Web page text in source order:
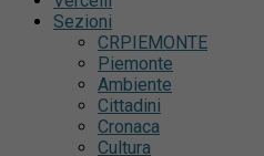
Sezioni
CRPIEMONTE
Piemonte
Ambiente
Cittadini
Cronaca
Cultura